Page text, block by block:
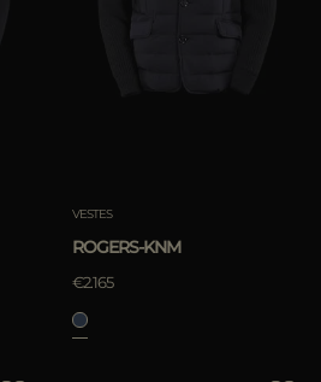
VESTES
ROGERS-KNM
€2.165